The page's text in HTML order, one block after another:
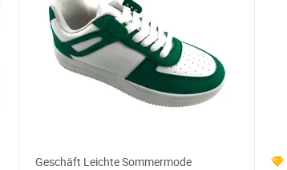
Geschäft Leichte Sommermode